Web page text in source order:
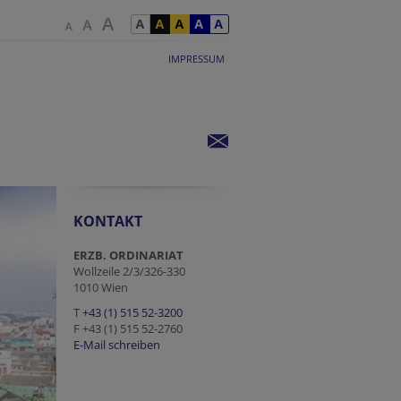
IMPRESSUM
KONTAKT
ERZB. ORDINARIAT
Wollzeile 2/3/326-330
1010 Wien
T+43 (1) 515 52-3200
F +43 (1) 515 52-2760
E-Mail schreiben